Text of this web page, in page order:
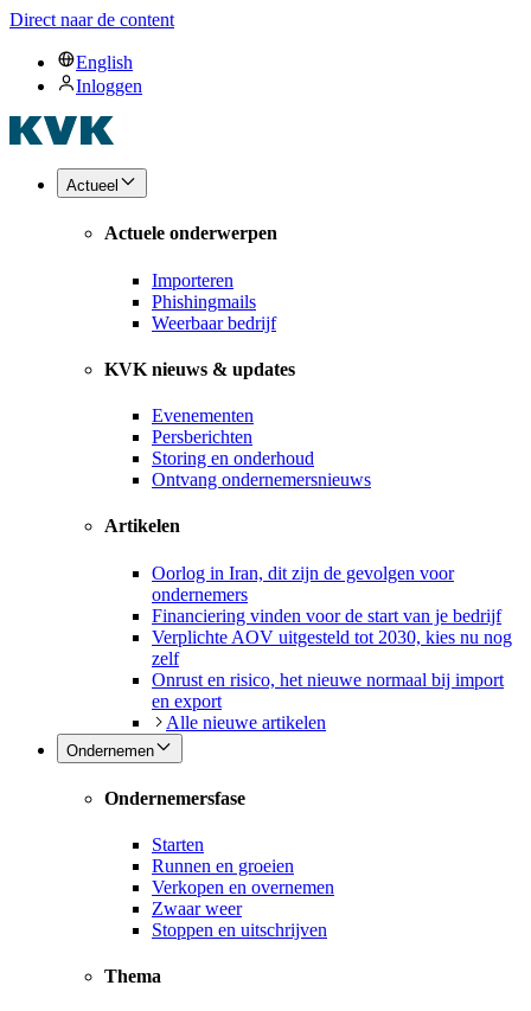
Direct naar de content
English
Inloggen
Actueel
Actuele onderwerpen
Importeren
Phishingmails
Weerbaar bedrijf
KVK nieuws & updates
Evenementen
Persberichten
Storing en onderhoud
Ontvang ondernemersnieuws
Artikelen
Oorlog in Iran, dit zijn de gevolgen voor
ondernemers
Financiering vinden voor de start van je bedrijf
Verplichte AOV uitgesteld tot 2030, kies nu nog
zelf
Onrust en risico, het nieuwe normaal bij import
en export
Alle nieuwe artikelen
Ondernemen
Ondernemersfase
Starten
Runnen en groeien
Verkopen en overnemen
Zwaar weer
Stoppen en uitschrijven
Thema